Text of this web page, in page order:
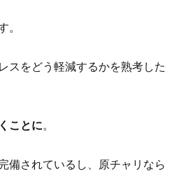
。
スをどう軽減するかを熟考した
ことに。
備されているし、原チャリなら